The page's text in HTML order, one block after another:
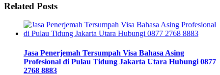
Related Posts
Jasa Penerjemah Tersumpah Visa Bahasa Asing
Profesional di Pulau Tidung Jakarta Utara Hubungi 0877
2768 8883